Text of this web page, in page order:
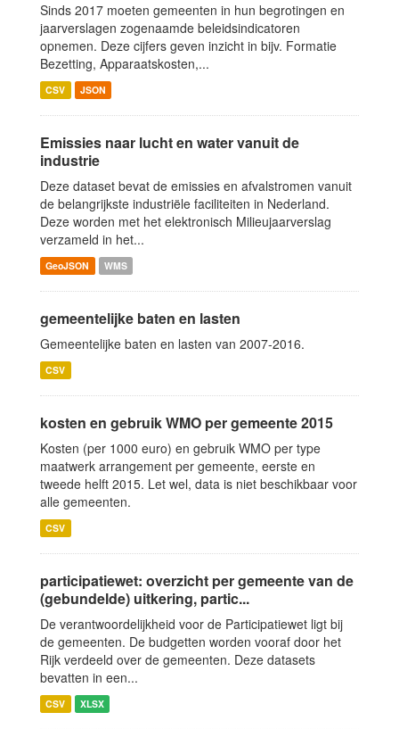
Sinds 2017 moeten gemeenten in hun begrotingen en
jaarverslagen zogenaamde beleidsindicatoren
opnemen. Deze cijfers geven inzicht in bijv. Formatie
Bezetting, Apparaatskosten,...
CSV JSON
Emissies naar lucht en water vanuit de
industrie
Deze dataset bevat de emissies en afvalstromen vanuit
de belangrijkste industriële faciliteiten in Nederland.
Deze worden met het elektronisch Milieujaarverslag
verzameld in het...
GeoJSON WMS
gemeentelijke baten en lasten
Gemeentelijke baten en lasten van 2007-2016.
CSV
kosten en gebruik WMO per gemeente 2015
Kosten (per 1000 euro) en gebruik WMO per type
maatwerk arrangement per gemeente, eerste en
tweede helft 2015. Let wel, data is niet beschikbaar voor
alle gemeenten.
CSV
participatiewet: overzicht per gemeente van de
(gebundelde) uitkering, partic...
De verantwoordelijkheid voor de Participatiewet ligt bij
de gemeenten. De budgetten worden vooraf door het
Rijk verdeeld over de gemeenten. Deze datasets
bevatten in een...
CSV XLSX